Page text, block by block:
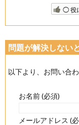
◯ 役
問題が解決しない
以下より、お問い合わ
お名前 (必須)
メールアドレス (